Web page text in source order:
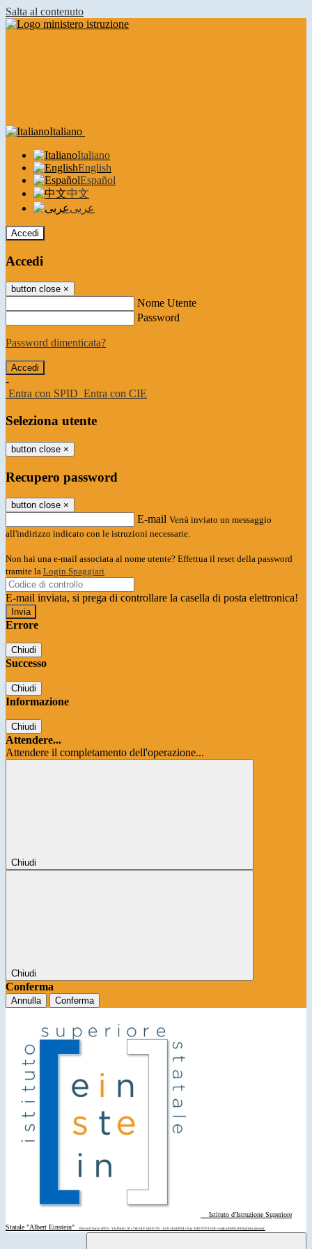
Salta al contenuto
Italiano
Italiano
English
Español
中文
عربى
Accedi
Accedi
button close ×
Nome Utente
Password
Password dimenticata?
-
Entra con SPID Entra con CIE
Seleziona utente
button close ×
Recupero password
button close ×
E-mail Verrà inviato un messaggio
all'indirizzo indicato con le istruzioni necessarie.
Non hai una e-mail associata al nome utente? Effettua il reset della password
tramite la Login Spaggiari
E-mail inviata, si prega di controllare la casella di posta elettronica!
Errore
Chiudi
Successo
Chiudi
Informazione
Chiudi
Attendere...
Attendere il completamento dell'operazione...
Chiudi
Chiudi
Conferma
Annulla Conferma
Istituto d'Istruzione Superiore
Statale "Albert Einstein"
Piove di Sacco (PD) - Via Parini 10 • Tel: 049 5840195 - 049 5840094 • Fax: 049 9701108 • mail: pdis00200d@istruzione.it